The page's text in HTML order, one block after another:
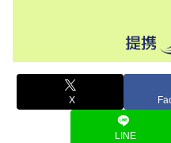
X
LINE